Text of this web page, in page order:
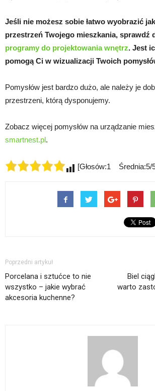
Jeśli nie możesz sobie łatwo wyobrazić
przestrzeń Twojego mieszkania, sprawdź
programy do projektowania wnętrz. Jest
pomogą Ci w wizualizacji Twoich
Pomysłów jest bardzo dużo, ale należy je
przestrzeni, którą dysponujemy.
Zobacz więcej pomysłów na urządzanie
smartnest.pl.
[Głosów:1 Średnia:5/
Poprzedni artykuł
Porcelana i sztućce to nie
wszystko – jakie wybrać
akcesoria kuchenne?
Biel
warto